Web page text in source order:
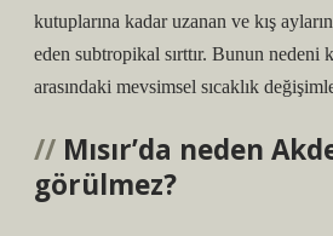
kutuplarına kadar uzanan ve kış
eden subtropikal sırttır. Bunun nedeni
arasındaki mevsimsel sıcaklık
Mısır’da neden
görülmez?